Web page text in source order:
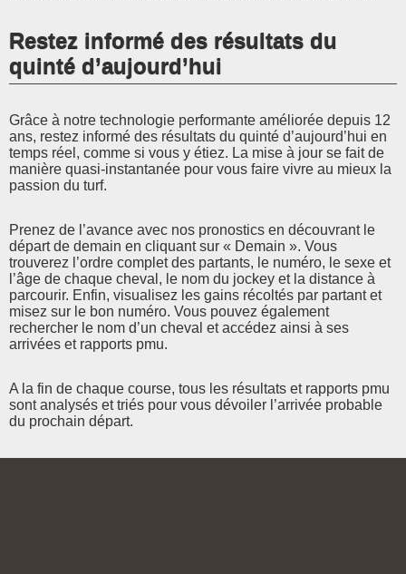
Restez informé des résultats du
quinté d’aujourd’hui
Grâce à notre technologie performante améliorée depuis 12
ans, restez informé des résultats du quinté d’aujourd’hui en
temps réel, comme si vous y étiez. La mise à jour se fait de
manière quasi-instantanée pour vous faire vivre au mieux la
passion du turf.
Prenez de l’avance avec nos pronostics en découvrant le
départ de demain en cliquant sur « Demain ». Vous
trouverez l’ordre complet des partants, le numéro, le sexe et
l’âge de chaque cheval, le nom du jockey et la distance à
parcourir. Enfin, visualisez les gains récoltés par partant et
misez sur le bon numéro. Vous pouvez également
rechercher le nom d’un cheval et accédez ainsi à ses
arrivées et rapports pmu.
A la fin de chaque course, tous les résultats et rapports pmu
sont analysés et triés pour vous dévoiler l’arrivée probable
du prochain départ.